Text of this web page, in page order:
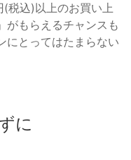
税込)以上のお買い上
がもらえるチャンスも
にとってはたまらない
に